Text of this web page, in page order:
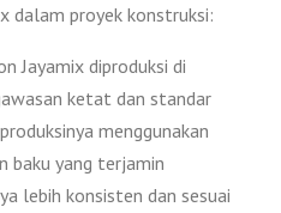
dalam proyek konstruksi:
Jayamix diproduksi di
ketat dan standar
menggunakan
baku yang terjamin
lebih konsisten dan sesuai